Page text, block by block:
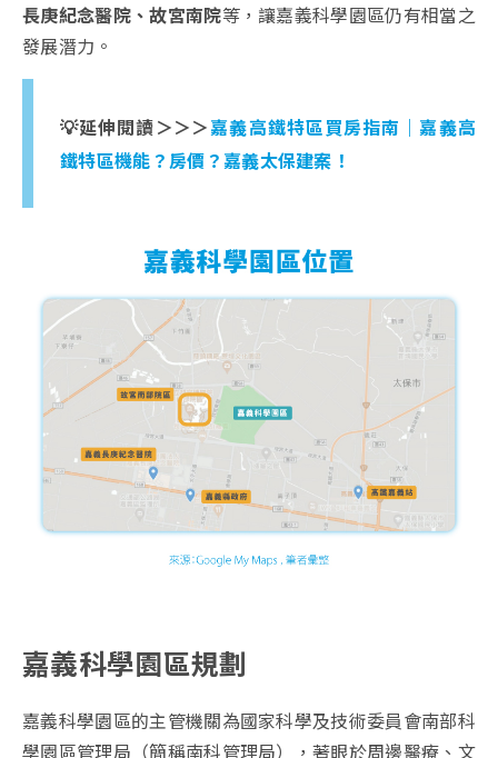
長庚紀念醫院、故宮南院等，讓嘉義科學園區仍有相當之
發展潛力。
💡延伸閱讀＞＞＞嘉義高鐵特區買房指南｜嘉義高
鐵特區機能？房價？嘉義太保建案！
嘉義科學園區規劃
嘉義科學園區的主管機關為國家科學及技術委員會南部科
學園區管理局（簡稱南科管理局），著眼於周邊醫療、文